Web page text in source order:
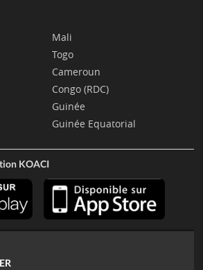
Mali
Togo
Cameroun
Congo (RDC)
Guinée
Guinée Equatorial
KOACI